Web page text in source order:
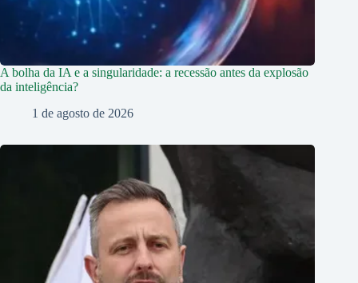
A bolha da IA e a singularidade: a recessão antes da explosão
da inteligência?
1 de agosto de 2026